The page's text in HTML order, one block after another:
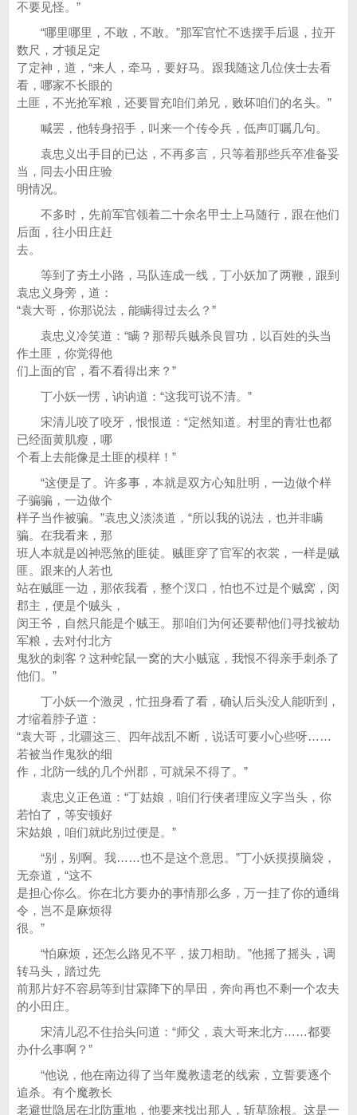
不要见怪。”
“哪里哪里，不敢，不敢。”那军官忙不迭摆手后退，拉开
数尺，才顿足定
了定神，道，“来人，牵马，要好马。跟我随这几位侠士去看
看，哪家不长眼的
土匪，不光抢军粮，还要冒充咱们弟兄，败坏咱们的名头。”
喊罢，他转身招手，叫来一个传令兵，低声叮嘱几句。
袁忠义出手目的已达，不再多言，只等着那些兵卒准备妥
当，同去小田庄验
明情况。
不多时，先前军官领着二十余名甲士上马随行，跟在他们
后面，往小田庄赶
去。
等到了夯土小路，马队连成一线，丁小妖加了两鞭，跟到
袁忠义身旁，道：
“袁大哥，你那说法，能瞒得过去么？”
袁忠义冷笑道：“瞒？那帮兵贼杀良冒功，以百姓的头当
作土匪，你觉得他
们上面的官，看不看得出来？”
丁小妖一愣，讷讷道：“这我可说不清。”
宋清儿咬了咬牙，恨恨道：“定然知道。村里的青壮也都
已经面黄肌瘦，哪
个看上去能像是土匪的模样！”
“这便是了。许多事，本就是双方心知肚明，一边做个样
子骗骗，一边做个
样子当作被骗。”袁忠义淡淡道，“所以我的说法，也并非瞒
骗。在我看来，那
班人本就是凶神恶煞的匪徒。贼匪穿了官军的衣裳，一样是贼
匪。跟来的人若也
站在贼匪一边，那依我看，整个汊口，怕也不过是个贼窝，闵
郡主，便是个贼头，
闵王爷，自然只能是个贼王。那咱们为何还要帮他们寻找被劫
军粮，去对付北方
鬼狄的刺客？这种蛇鼠一窝的大小贼寇，我恨不得亲手刺杀了
他们。”
丁小妖一个激灵，忙扭身看了看，确认后头没人能听到，
才缩着脖子道：
“袁大哥，北疆这三、四年战乱不断，说话可要小心些呀……
若被当作鬼狄的细
作，北防一线的几个州郡，可就呆不得了。”
袁忠义正色道：“丁姑娘，咱们行侠者理应义字当头，你
若怕了，等安顿好
宋姑娘，咱们就此别过便是。”
“别，别啊。我……也不是这个意思。”丁小妖摸摸脑袋，
无奈道，“这不
是担心你么。你在北方要办的事情那么多，万一挂了你的通缉
令，岂不是麻烦得
很。”
“怕麻烦，还怎么路见不平，拔刀相助。”他摇了摇头，调
转马头，踏过先
前那片好不容易等到甘霖降下的旱田，奔向再也不剩一个农夫
的小田庄。
宋清儿忍不住抬头问道：“师父，袁大哥来北方……都要
办什么事啊？”
“他说，他在南边得了当年魔教遗老的线索，立誓要逐个
追杀。有个魔教长
老避世隐居在北防重地，他要来找出那人，斩草除根。这是一